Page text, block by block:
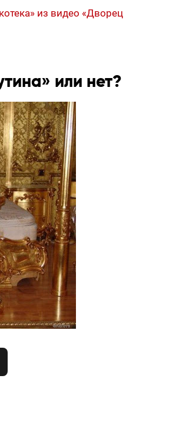
из видео «Дворец
или нет?